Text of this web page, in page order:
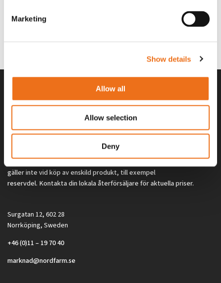
Marketing
Show details
Allow all
Allow selection
Deny
finger spakställ
Alla priser på tillbehör och tillval gäller vid köp av ny maskin. Priserna
gäller inte vid köp av enskild produkt, till exempel
reservdel. Kontakta din lokala återförsäljare för aktuella priser.
Surgatan 12, 602 28
Norrköping, Sweden
+46 (0)11 – 19 70 40
marknad@nordfarm.se